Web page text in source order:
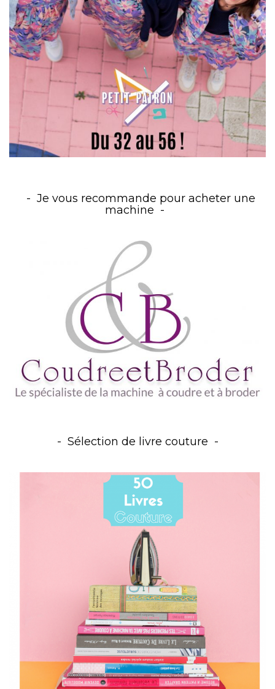
Je vous recommande pour acheter une
machine
Sélection de livre couture